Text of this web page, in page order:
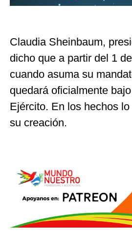
Claudia Sheinbaum,
dicho que a partir del 1
cuando asuma su
quedará oficialmente
Ejército. En los hechos
su creación.